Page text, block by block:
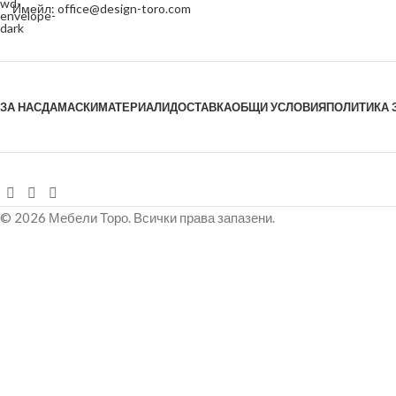
Имейл: office@design-toro.com
ЗА НАСДАМАСКИМАТЕРИАЛИДОСТАВКАОБЩИ УСЛОВИЯПОЛИТИКА
© 2026 Мебели Торо. Всички права запазени.